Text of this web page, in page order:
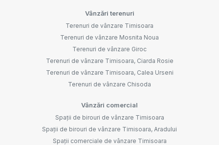
Vânzări terenuri
Terenuri de vânzare Timisoara
Terenuri de vânzare Mosnita Noua
Terenuri de vânzare Giroc
Terenuri de vânzare Timisoara, Ciarda Rosie
Terenuri de vânzare Timisoara, Calea Urseni
Terenuri de vânzare Chisoda
Vânzări comercial
Spații de birouri de vânzare Timisoara
Spații de birouri de vânzare Timisoara, Aradului
Spații comerciale de vânzare Timisoara